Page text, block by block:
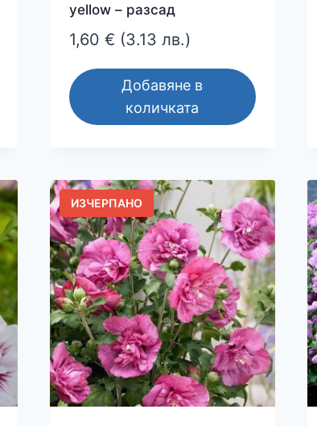
yellow – разсад
1,60 € (3.13 лв.)
Добавяне в
количката
ИЗЧЕРПАНО